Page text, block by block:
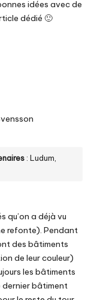
idées avec de
dédié 🙂
:Ludum
qu’on a déjà vu
refonte). Pendant
des bâtiments
de leur couleur)
les bâtiments
dernier bâtiment